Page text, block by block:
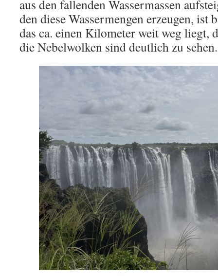
aus den fallenden Wassermassen
den diese Wassermengen erzeugen, ist
das ca. einen Kilometer weit weg liegt,
die Nebelwolken sind deutlich zu sehen.